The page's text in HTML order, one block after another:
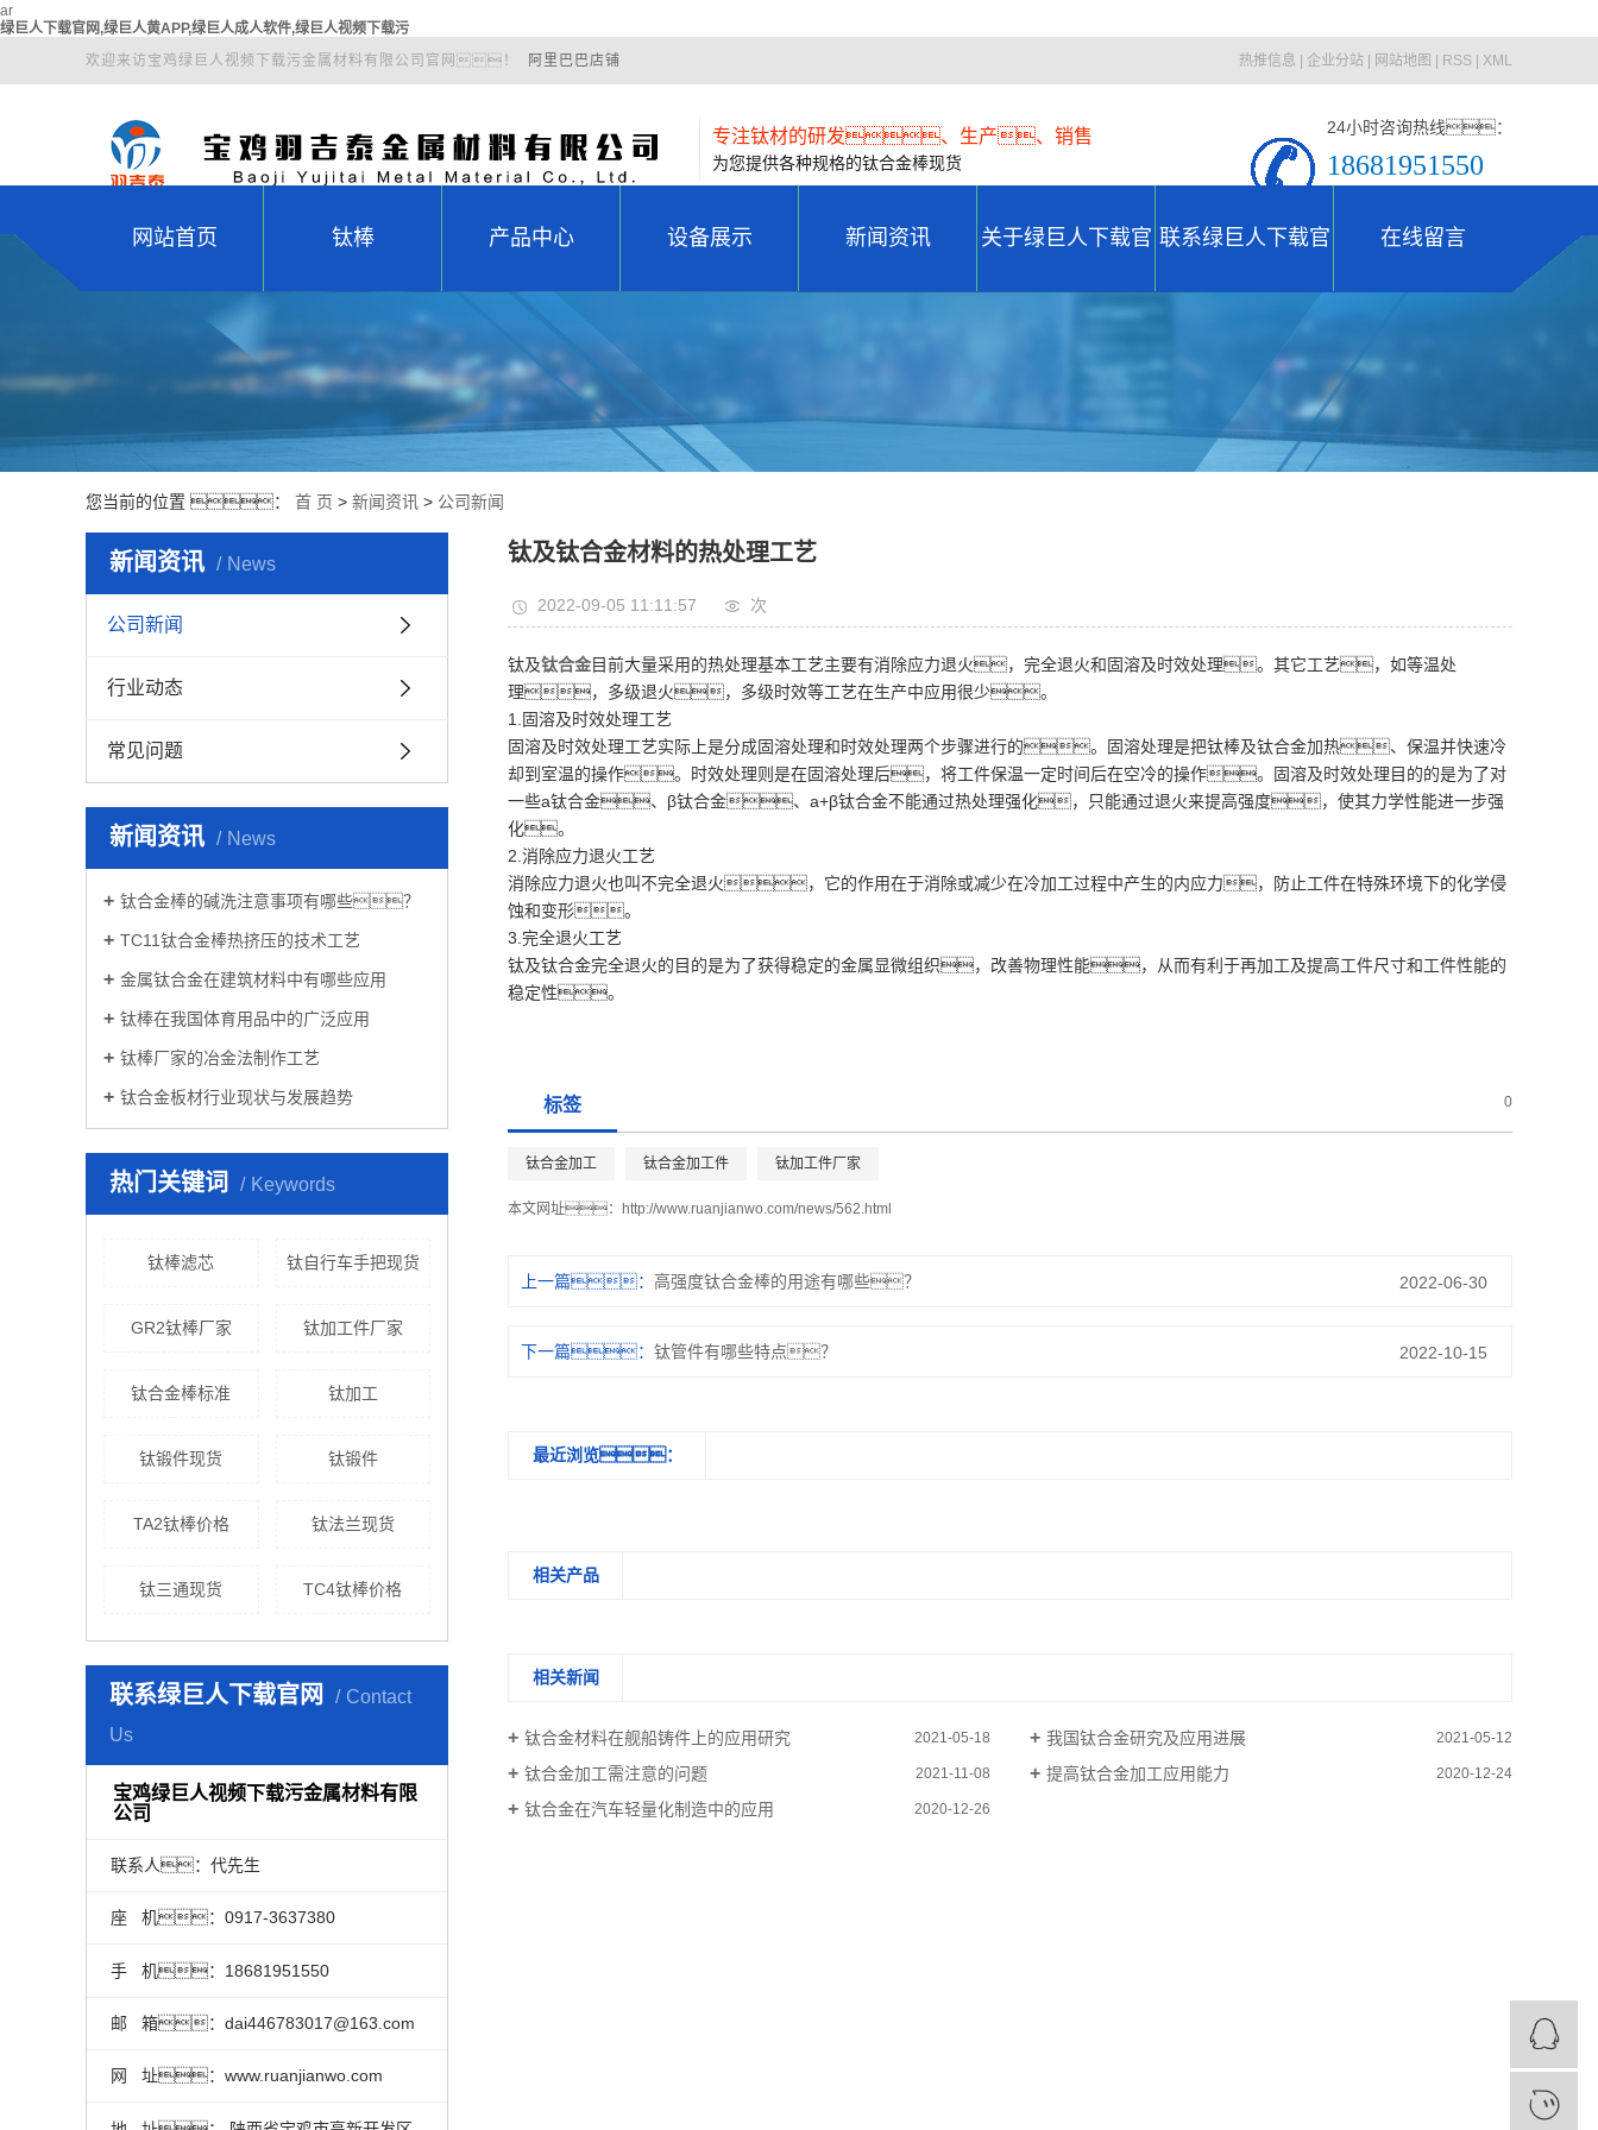
ar
绿巨人下载官网,绿巨人黄APP,绿巨人成人软件,绿巨人视频下载污
欢迎来访宝鸡绿巨人视频下载污金属材料有限公司官网！
阿里巴巴店铺 热推信息 企业分站 网站地图 RSS XML
专注钛材的研发、生产、销售
为您提供各种规格的钛合金棒现货
24小时咨询热线：
18681951550
网站首页 钛棒 产品中心
钛加工件
钛异形件
钛紧固件
钛管
绿巨人成人软件
钛锻件
钛自行车架
设备展示 新闻资讯 关于绿巨人下载官 联系绿巨人下载官 在线留言
您当前的位置 ： 首 页 > 新闻资讯 > 公司新闻
新闻资讯 News
公司新闻
行业动态
常见问题
新闻资讯 News
钛合金棒的碱洗注意事项有哪些？
TC11钛合金棒热挤压的技术工艺
金属钛合金在建筑材料中有哪些应用
钛棒在我国体育用品中的广泛应用
钛棒厂家的冶金法制作工艺
钛合金板材行业现状与发展趋势
热门关键词 Keywords
钛棒滤芯 钛自行车手把现货
GR2钛棒厂家 钛加工件厂家
钛合金棒标准 钛加工
钛锻件现货 钛锻件
TA2钛棒价格 钛法兰现货
钛三通现货 TC4钛棒价格
联系绿巨人下载官网
Contact
Us
宝鸡绿巨人视频下载污金属材料有限
公司
联系人：代先生
座 机：0917-3637380
手 机：18681951550
邮 箱：dai446783017@163.com
网 址：www.ruanjianwo.com
钛及钛合金材料的热处理工艺
2022-09-05 11:11:57 次
钛及钛合金目前大量采用的热处理基本工艺主要有消除应力退火，完全退火和固溶及时效处理。其它工艺，如等温处
理，多级退火，多级时效等工艺在生产中应用很少。
1.固溶及时效处理工艺
固溶及时效处理工艺实际上是分成固溶处理和时效处理两个步骤进行的。固溶处理是把钛棒及钛合金加热、保温并快速冷
却到室温的操作。时效处理则是在固溶处理后，将工件保温一定时间后在空冷的操作。固溶及时效处理目的的是为了对
一些a钛合金、β钛合金、a+β钛合金不能通过热处理强化，只能通过退火来提高强度，使其力学性能进一步强
化。
2.消除应力退火工艺
消除应力退火也叫不完全退火，它的作用在于消除或减少在冷加工过程中产生的内应力，防止工件在特殊环境下的化学侵
蚀和变形。
3.完全退火工艺
钛及钛合金完全退火的目的是为了获得稳定的金属显微组织，改善物理性能，从而有利于再加工及提高工件尺寸和工件性能的
稳定性。
标签 0
钛合金加工 钛合金加工件 钛加工件厂家
本文网址： http://www.ruanjianwo.com/news/562.html
上一篇： 高强度钛合金棒的用途有哪些？ 2022-06-30
下一篇： 钛管件有哪些特点？ 2022-10-15
最近浏览：
相关产品
相关新闻
钛合金材料在舰船铸件上的应用研究 2021-05-18 我国钛合金研究及应用进展 2021-05-12
钛合金加工需注意的问题 2021-11-08 提高钛合金加工应用能力 2020-12-24
钛合金在汽车轻量化制造中的应用 2020-12-26